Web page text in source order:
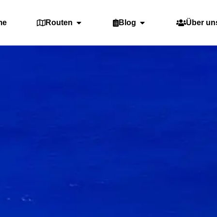
Routen Blog Über